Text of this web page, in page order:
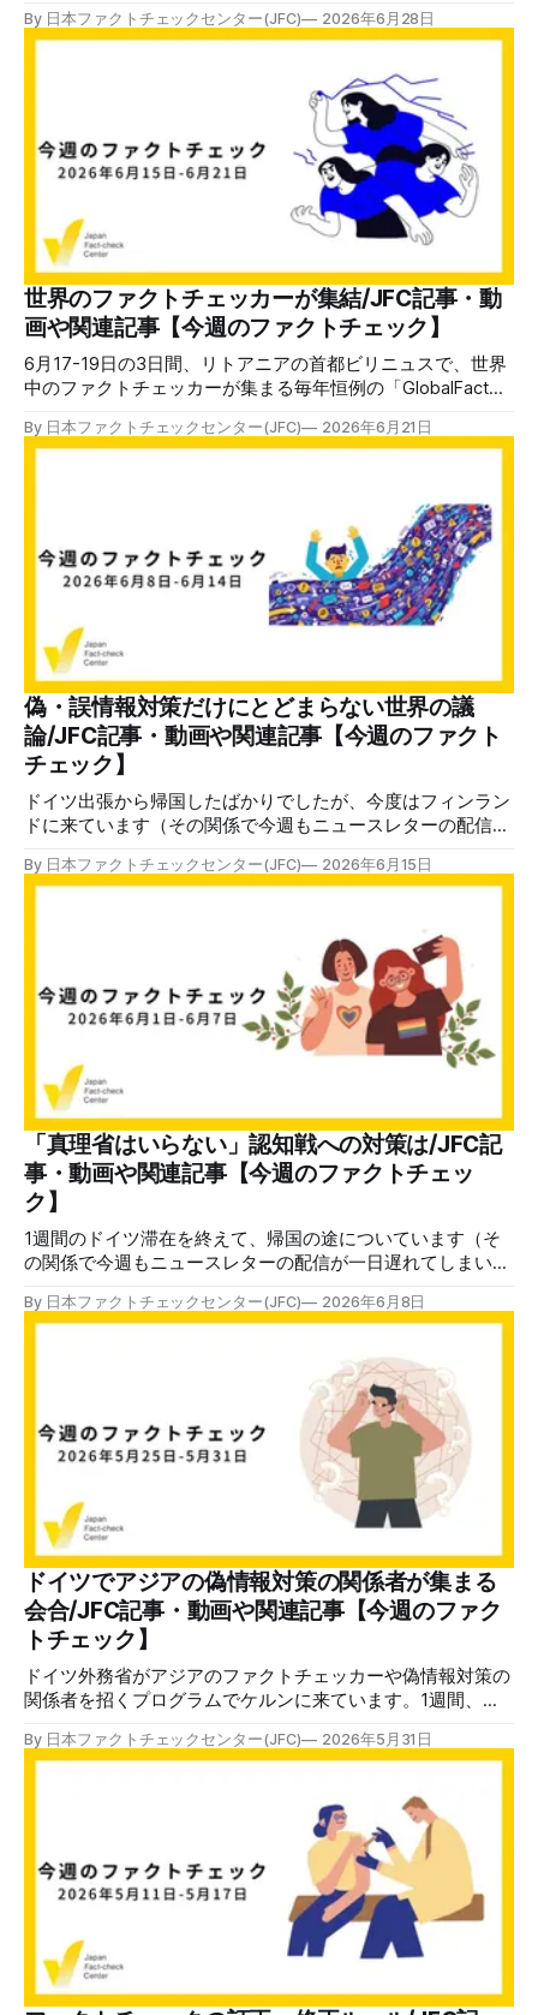
題から問う2026年衆院選と民主主義の行方」でした。 前者
知・検証できるのは地域のメディアや組織だけ」であり、
「By the community, for the community(地域コミュニティ
が地域コミュニティのために)」が重要だと指摘しました。
後者については、生成AIによるディープフェイクが2025年か
ら激増しており、すでに「AI氾濫」とでも呼ぶべき状況にな
っていると説明し、ファクトチェックだけでなくメディアリ
テラシーの普及や、根本的な法制度の整備などが必要だと訴
えました。 ファクトチェッカーやメディアがアカデミアの
方々と交流し、協力していく「越境」「コラボ」も重要なキ
ーワードです。宮城県でのローカルメディアの取り組みに関
しては、河北新報での勉強会や宮城県の有識者委員会などに
も参加しています。 組織や業界を超えた、民主主義を守る
ための協力を日
By 日本ファクトチェックセンター(JFC) 2026年6月28日
世界のファクトチェッカーが集結/JFC記事・動
画や関連記事【今週のファクトチェック】
6月17-19日の3日間、リトアニアの首都ビリニュスで、世界
中のファクトチェッカーが集まる毎年恒例の「GlobalFact」
2人が参加しました。 対面の参加者は、昨年のリオデジャネ
ェックが盛んな欧州で開催されたにも関わらず、参加者が南
米開催の昨年と同規模だったということは、国際ファクトチ
ェックネットワーク（IFCN）に加盟している約170団体の経
済的な苦境が、さらに深刻になっていることを示していま
の地政学的な背景から、ロシアからの影響工作に関する議論
が盛んでした。また、年々増加しているAIにうよるディープ
フェイクにどう対抗するか。逆にAIをどのようにファクトチ
ェックに活用するかも、昨年に続いて人気のセッションとな
っていました。 具体的な内容については、順次記事にして
いきたいと思います（古田大輔
By 日本ファクトチェックセンター(JFC) 2026年6月21日
偽・誤情報対策だけにとどまらない世界の議
論/JFC記事・動画や関連記事【今週のファクト
チェック】
ドイツ出張から帰国したばかりでしたが、今度はフィンラン
ドに来ています（その関係で今週もニュースレターの配信が
で開催されるGlobal Fact2026に参加するためです。Global
ティブ分析など、単純な偽・誤情報を超えて、どのように対
処すべきか世界各国の状況を共有する場ともなっています。
長年、ロシア帝国とソ連の支配下にあったバルト3国の一
つ、リトアニアはロシアからの影響工作に対して、国を挙げ
て対応しています。Global Factでは重要な論点となるでしょ
ディアリテラシー教育の状況も首都ヘルシンキで取材する予
定です （古田大輔）。 ✉️日本ファクトチェックセンター
（JFC）がこの1週間に出した記事を中心に、その他のメディ
アも含めて、ファクトチェックや偽情報関連の情報をまとめ
ました。同じ内容をニュースレターでも配信しています。登
録はこちら。
By 日本ファクトチェックセンター(JFC) 2026年6月15日
「真理省はいらない」認知戦への対策は/JFC記
事・動画や関連記事【今週のファクトチェッ
ク】
1週間のドイツ滞在を終えて、帰国の途についています（そ
の関係で今週もニュースレターの配信が一日遅れてしまいま
体、メディアリテラシー団体、政府機関など、様々な立場の
でも話題の中心となったのは、ロシアからの認知戦の現状で
です。ドイツの大手メディアのサイトを模倣したサイトが大
量に作られ、偽記事をSNSで拡散させるという手口でした。
CORRECTIVの調査報道などでその実態が明らかとなってい
に対する備えを強化しています。その動きは国家情報局を設
置する日本にとっても参考になるでしょう。 印象的だった
のは「ドイツはバルト3国や北欧などと比べて認知戦への対
応が遅れた」という言葉です。海外からの影響工作につい
て、ロシアの行動を明らかにする報道や政府対応などを見る
と、日本よりもかなり先行しているように見えますが、自己
By 日本ファクトチェックセンター(JFC) 2026年6月8日
ドイツでアジアの偽情報対策の関係者が集まる
会合/JFC記事・動画や関連記事【今週のファク
トチェック】
ドイツ外務省がアジアのファクトチェッカーや偽情報対策の
関係者を招くプログラムでケルンに来ています。1週間、ボ
論します。 偽・誤情報は簡単に国境を超えます。特に自動
た。国家レベルで他国に世論を操作する「影響工作」もあれ
ば、オンライン詐欺などの国際的な犯罪もあります。 検閲
や情報統制のような手法ではなく、言論の自由や人権を尊重
しながら、健全な情報空間を守るにはどうしたらいいか。知
見を共有する狙いです。 参加者は韓国、台湾、タイ、フィ
リピン、インドネシア、モンゴル、日本からは私（古田）が
参加しています。ドイツでの訪問先は外務省、メディア規制
当局、公共放送、ファクトチェック団体、研究機関など様々
です。 議論のテーマもファクトチェックの手法にとどまら
By 日本ファクトチェックセンター(JFC) 2026年5月31日